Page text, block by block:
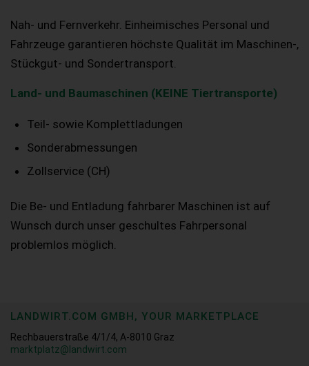
Nah- und Fernverkehr. Einheimisches Personal und
Fahrzeuge garantieren höchste Qualität im Maschinen-,
Stückgut- und Sondertransport.
Land- und Baumaschinen (KEINE Tiertransporte)
Teil- sowie Komplettladungen
Sonderabmessungen
Zollservice (CH)
Die Be- und Entladung fahrbarer Maschinen ist auf
Wunsch durch unser geschultes Fahrpersonal
problemlos möglich.
LANDWIRT.COM GMBH, YOUR MARKETPLACE
Rechbauerstraße 4/1/4, A-8010 Graz
marktplatz@landwirt.com